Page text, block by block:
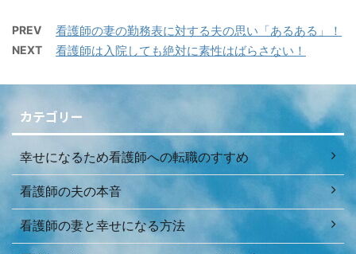
PREV 看護師の妻の勤務表に対する夫の思い「あるある」！
NEXT 看護師は入院しても絶対に素性はばらさない！
カテゴリー
幸せになるため看護師への転職のすすめ
看護師の夫の本音
看護師の妻と幸せになる方法